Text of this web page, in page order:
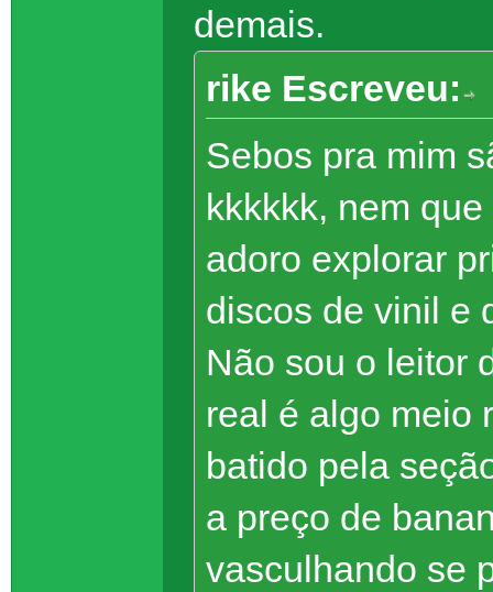
demais.
rike Escreveu:
Sebos pra mim
kkkkkk, nem
adoro explorar
discos de vinil e
Não sou o leitor
real é algo meio
batido pela
a preço de
vasculhando se